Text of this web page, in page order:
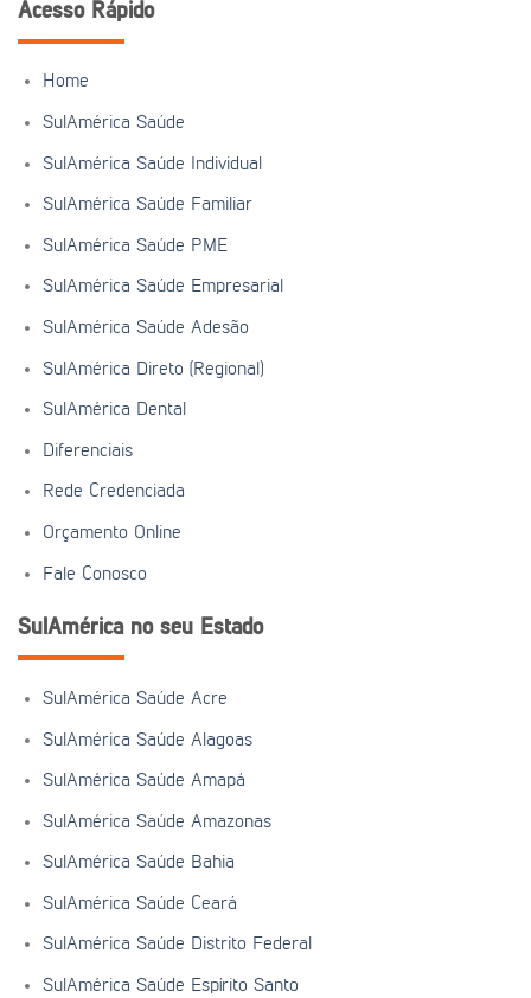
Acesso Rápido
Home
SulAmérica Saúde
SulAmérica Saúde Individual
SulAmérica Saúde Familiar
SulAmérica Saúde PME
SulAmérica Saúde Empresarial
SulAmérica Saúde Adesão
SulAmérica Direto (Regional)
SulAmérica Dental
Diferenciais
Rede Credenciada
Orçamento Online
Fale Conosco
SulAmérica no seu Estado
SulAmérica Saúde Acre
SulAmérica Saúde Alagoas
SulAmérica Saúde Amapá
SulAmérica Saúde Amazonas
SulAmérica Saúde Bahia
SulAmérica Saúde Ceará
SulAmérica Saúde Distrito Federal
SulAmérica Saúde Espírito Santo